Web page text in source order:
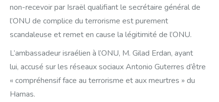
non-recevoir par Israël qualifiant le secrétaire général de
l’ONU de complice du terrorisme est purement
scandaleuse et remet en cause la légitimité de l’ONU.
L’ambassadeur israélien à l’ONU, M. Gilad Erdan, ayant
lui, accusé sur les réseaux sociaux Antonio Guterres d’être
« compréhensif face au terrorisme et aux meurtres » du
Hamas.